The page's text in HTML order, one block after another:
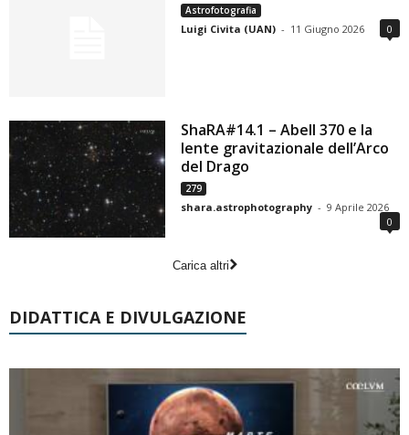
Astrofotografia
Luigi Civita (UAN) - 11 Giugno 2026 0
ShaRA#14.1 – Abell 370 e la
lente gravitazionale dell’Arco
del Drago
279
shara.astrophotography - 9 Aprile 2026
0
Carica altri
DIDATTICA E DIVULGAZIONE